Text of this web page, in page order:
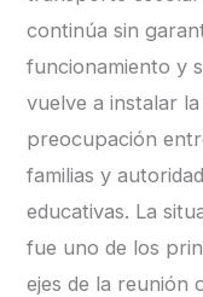
continúa sin
funcionamiento y
vuelve a instalar la
preocupación
familias y
educativas. La
fue uno de los
ejes de la reunión